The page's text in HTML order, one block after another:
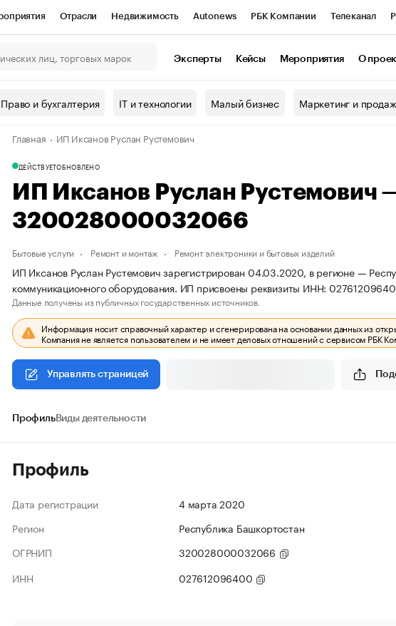
Отрасли Недвижимость Autonews РБК Компании Телеканал
Спецпроекты Проверка контрагентов
наличной валюты
Эксперты Кейсы Мероприятия О
Право и бухгалтерия IT и технологии Малый бизнес Маркетинг и
Главная ИП Иксанов Руслан Рустемович
ДЕЙСТВУЕТОБНОВЛЕНО
ИП Иксанов Руслан
320028000032066
Бытовые услуги Ремонт и монтаж Ремонт электроники и бытовых изделий
ИП Иксанов Руслан Рустемович зарегистрирован 04.03.2020, в регионе —
коммуникационного оборудования. ИП присвоены реквизиты ИНН:
Данные получены из публичных государственных источников.
Информация носит справочный характер и сгенерирована на основании данных из
Компания не является пользователем и не имеет деловых отношений с сервисом РБК
Управлять страницей
ПрофильВиды деятельности
Профиль
Дата регистрации
4 марта 2020
Регион
Республика Башкортостан
ОГРНИП
320028000032066
ИНН
027612096400